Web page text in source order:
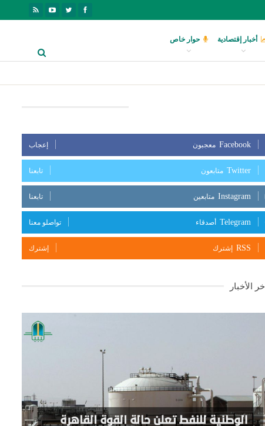
أخبار إقتصادية حوار خاص
Facebook معجبون إعجاب
Twitter متابعون تابعنا
Instagram متابعين تابعنا
Telegram أصدقاء تواصلو معنا
RSS إشترك إشترك
اخر الأخبار